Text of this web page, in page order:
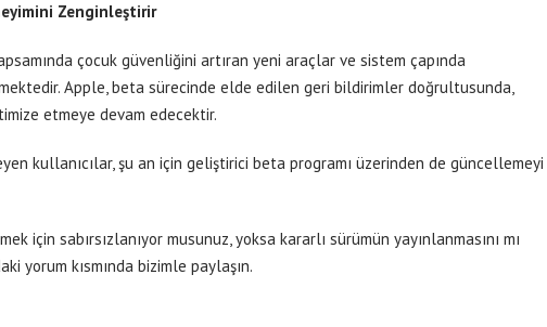
Zenginleştirir
çocuk güvenliğini artıran yeni araçlar ve sistem çapında
Apple, beta sürecinde elde edilen geri bildirimler doğrultusunda,
etmeye devam edecektir.
kullanıcılar, şu an için geliştirici beta programı üzerinden de güncellemeyi
için sabırsızlanıyor musunuz, yoksa kararlı sürümün yayınlanmasını mı
yorum kısmında bizimle paylaşın.